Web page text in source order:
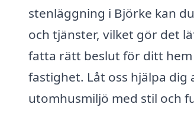
stenläggning i Björke kan
och tjänster, vilket gör det
fatta rätt beslut för ditt hem
fastighet. Låt oss hjälpa
utomhusmiljö med stil och